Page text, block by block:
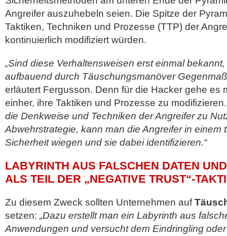
Angreifer auszuhebeln seien. Die Spitze der
Taktiken, Techniken und Prozesse (TTP) der
kontinuierlich modifiziert würden.
„Sind diese Verhaltensweisen erst einmal
aufbauend durch Täuschungsmanöver
erläutert Fergusson. Denn für die Hacker gehe es
einher, ihre Taktiken und Prozesse zu modifizieren.
die Denkweise und Techniken der Angreifer zu
Abwehrstrategie, kann man die Angreifer in einem
Sicherheit wiegen und sie dabei identifizieren.“
LABYRINTH AUS FALSCHEN DATEN
ALS TEIL DER „NEGATIVE TRUST“-
Zu diesem Zweck sollten Unternehmen auf
setzen: „Dazu erstellt man ein Labyrinth aus
Anwendungen und versucht dem Eindringling